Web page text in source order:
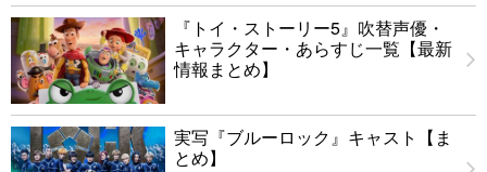
『トイ・ストーリー5』吹替声優・
キャラクター・あらすじ一覧【最新
情報まとめ】
実写『ブルーロック』キャスト【ま
とめ】